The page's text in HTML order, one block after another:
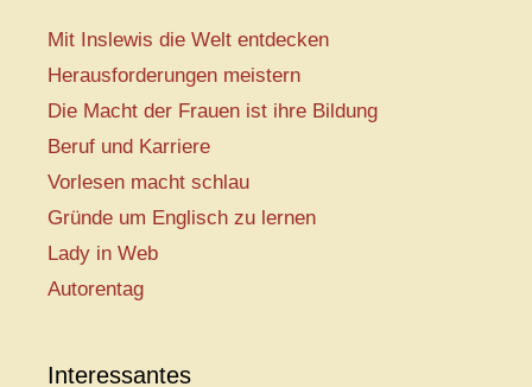
Mit Inslewis die Welt entdecken
Herausforderungen meistern
Die Macht der Frauen ist ihre Bildung
Beruf und Karriere
Vorlesen macht schlau
Gründe um Englisch zu lernen
Lady in Web
Autorentag
Interessantes